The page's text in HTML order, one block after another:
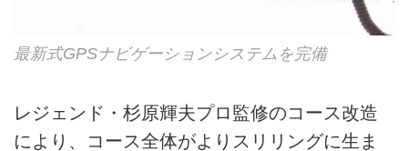
最新式GPSナビゲーションシステムを完備
レジェンド・杉原輝夫プロ監修のコース改造
により、コース全体がよりスリリングに生ま